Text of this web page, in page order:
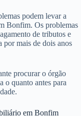
podem levar a
Bonfim. Os problemas
de tributos e
por mais de dois anos
procurar o órgão
o quanto antes para
em Bonfim